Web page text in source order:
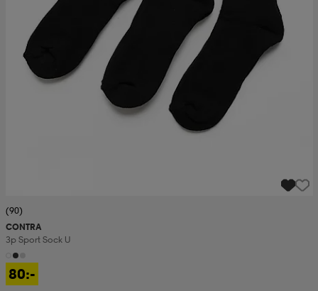
(90)
CONTRA
3p Sport Sock U
80:-